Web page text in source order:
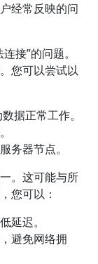
经常反映的问
接”的问题。
您可以尝试以
据正常工作。
务器节点。
。这可能与所
您可以：
延迟。
避免网络拥